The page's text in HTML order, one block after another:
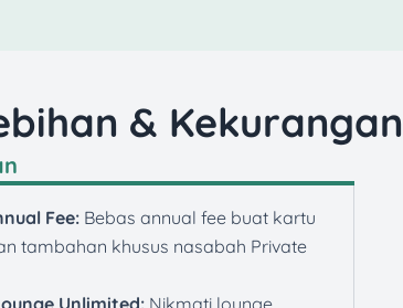
& Kekurangan
Fee: Bebas annual fee buat kartu
tambahan khusus nasabah Private
Unlimited: Nikmati lounge